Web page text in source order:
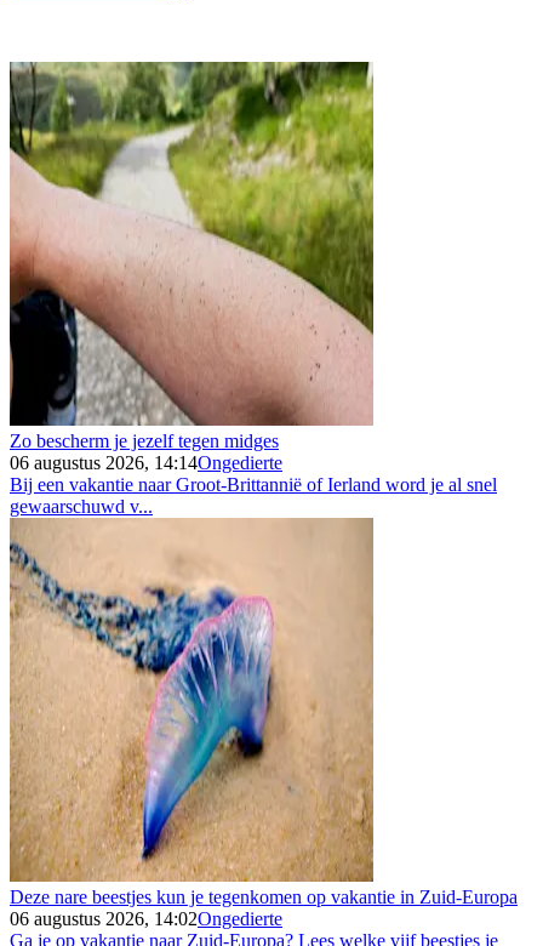
Zo bescherm je jezelf tegen midges
06 augustus 2026, 14:14Ongedierte
Bij een vakantie naar Groot-Brittannië of Ierland word je al snel
gewaarschuwd v...
Deze nare beestjes kun je tegenkomen op vakantie in Zuid-Europa
06 augustus 2026, 14:02Ongedierte
Ga je op vakantie naar Zuid-Europa? Lees welke vijf beestjes je